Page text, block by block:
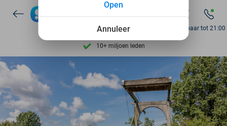
7 dagen per week beschikbaar
10+ miljoen leden
9,4 op basis van
7 dagen per week beschikbaar
10+ miljoen leden
Bereikbaar tot 21:00
Annuleer
Open